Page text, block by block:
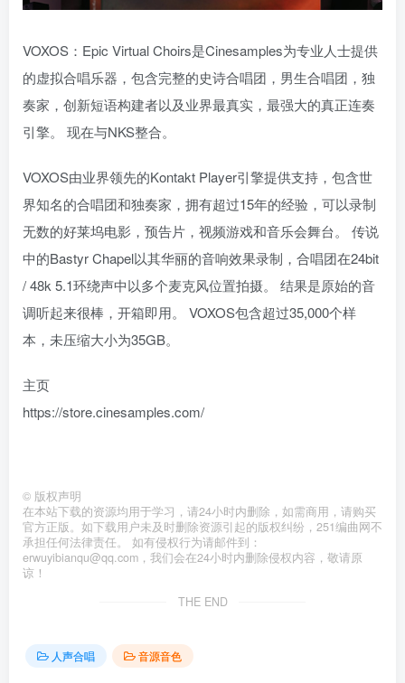
VOXOS：Epic Virtual Choirs是Cinesamples为专业人士提供
的虚拟合唱乐器，包含完整的史诗合唱团，男生合唱团，独
奏家，创新短语构建者以及业界最真实，最强大的真正连奏
引擎。 现在与NKS整合。
VOXOS由业界领先的Kontakt Player引擎提供支持，包含世
界知名的合唱团和独奏家，拥有超过15年的经验，可以录制
无数的好莱坞电影，预告片，视频游戏和音乐会舞台。 传说
中的Bastyr Chapel以其华丽的音响效果录制，合唱团在24bit
/ 48k 5.1环绕声中以多个麦克风位置拍摄。 结果是原始的音
调听起来很棒，开箱即用。 VOXOS包含超过35,000个样
本，未压缩大小为35GB。
主页
https://store.cinesamples.com/
© 版权声明
在本站下载的资源均用于学习，请24小时内删除，如需商用，请购买
官方正版。如下载用户未及时删除资源引起的版权纠纷，251编曲网不
承担任何法律责任。 如有侵权行为请邮件到：
erwuyibianqu@qq.com，我们会在24小时内删除侵权内容，敬请原
谅！
THE END
人声合唱 音源音色